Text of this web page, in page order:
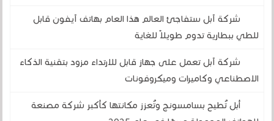
شركة آبل ستفاجئ العالم هذا العام بهاتف آيفون قابل
للطي ببطارية تدوم طويلاً للغاية
شركة آبل تعمل على جهاز قابل للارتداء مزود بتقنية الذكاء
الاصطناعي وكاميرات وميكروفونات
أبل تُطيح بسامسونج وتُعزز مكانتها كأكبر شركة مصنعة